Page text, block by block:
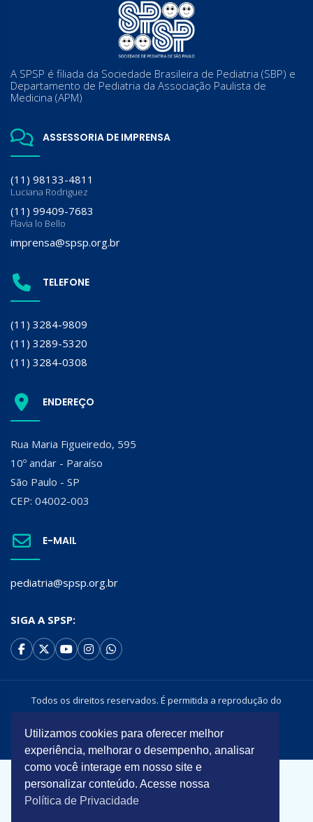
A SPSP é filiada da Sociedade Brasileira de Pediatria (SBP) e
Departamento de Pediatria da Associação Paulista de
Medicina (APM)
ASSESSORIA DE IMPRENSA
(11) 98133-4811
Luciana Rodriguez
(11) 99409-7683
Flavia lo Bello
imprensa@spsp.org.br
TELEFONE
(11) 3284-9809
(11) 3289-5320
(11) 3284-0308
ENDEREÇO
Rua Maria Figueiredo, 595
10º andar - Paraíso
São Paulo - SP
CEP: 04002-003
E-MAIL
pediatria@spsp.org.br
SIGA A SPSP:
Todos os direitos reservados. É permitida a reprodução do
Desenvolvido por
Utilizamos cookies para oferecer melhor
experiência, melhorar o desempenho, analisar
como você interage em nosso site e
personalizar conteúdo. Acesse nossa
Política de Privacidade